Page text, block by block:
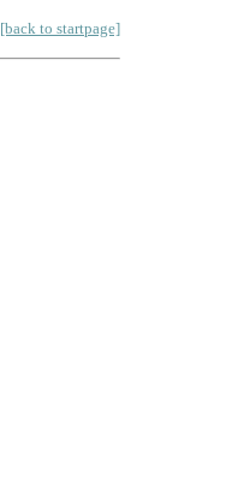
[back to startpage]